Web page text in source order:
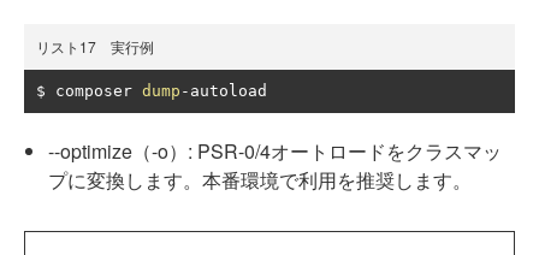
リスト17 実行例
$ composer dump - autoload
--optimize（-o）: PSR-0/4オートロードをクラスマッ
プに変換します。本番環境で利用を推奨します。